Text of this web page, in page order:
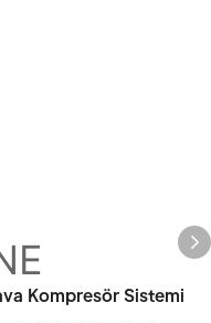
Kompresör Sistemi